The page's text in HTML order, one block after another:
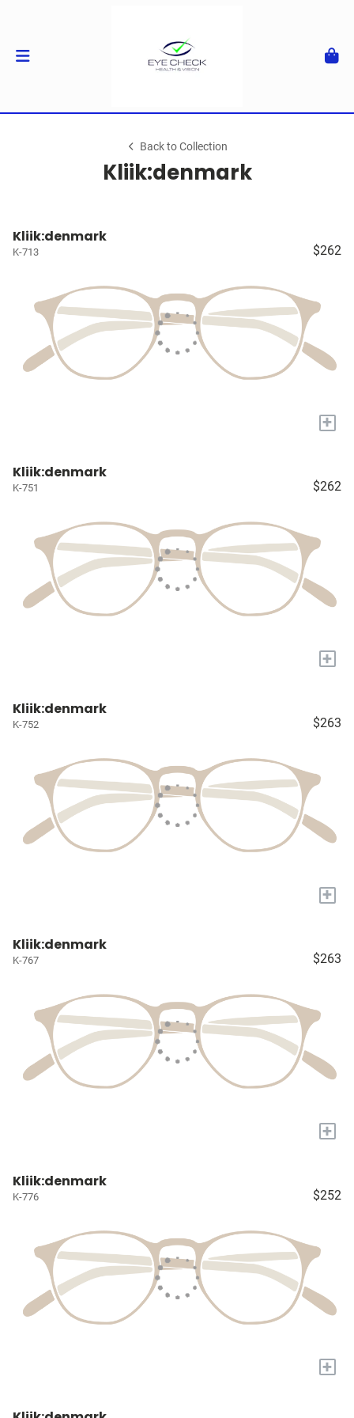
Back to Collection
Kliik:denmark
Kliik:denmark
K-713 $262
+
Kliik:denmark
K-751 $262
+
Kliik:denmark
K-752 $263
+
Kliik:denmark
K-767 $263
+
Kliik:denmark
K-776 $252
+